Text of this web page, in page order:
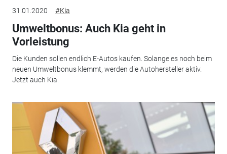
31.01.2020 #Kia
Umweltbonus: Auch Kia geht in
Vorleistung
Die Kunden sollen endlich E-Autos kaufen. Solange es noch beim
neuen Umweltbonus klemmt, werden die Autohersteller aktiv.
Jetzt auch Kia.